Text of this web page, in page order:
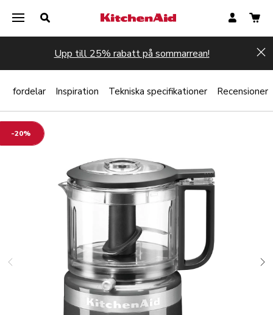
Upp till 25% rabatt på sommarrean!
-20%
fordelar Inspiration Tekniska specifikationer Recensioner